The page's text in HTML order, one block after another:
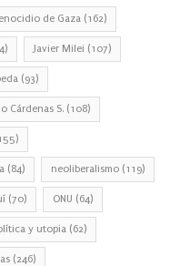
de Gaza (162)
Javier Milei (107)
(93)
Cárdenas S. (108)
(84) neoliberalismo (119)
(70) ONU (64)
y utopia (62)
(246)